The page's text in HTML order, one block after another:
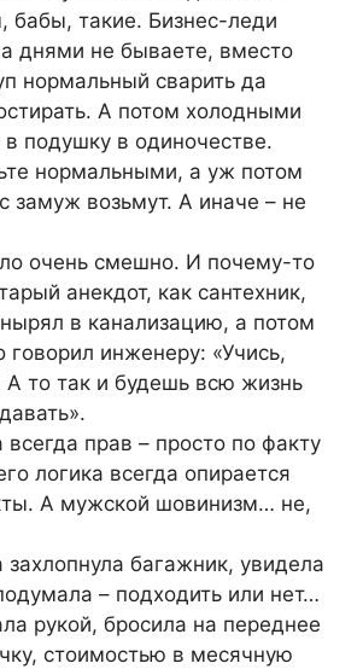
бабы, такие. Бизнес-леди
днями не бываете, вместо
нормальный сварить да
А потом холодными
подушку в одиночестве.
нормальными, а уж потом
замуж возьмут. А иначе – не
очень смешно. И почему-то
анекдот, как сантехник,
в канализацию, а потом
говорил инженеру: «Учись,
А то так и будешь всю жизнь
прав – просто по факту
логика всегда опирается
А мужской шовинизм… не,
багажник, увидела
– подходить или нет…
рукой, бросила на переднее
стоимостью в месячную